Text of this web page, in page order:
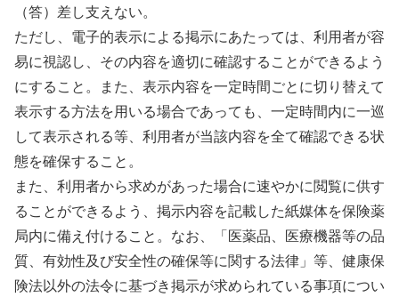
（答）差し支えない。
ただし、電子的表示による掲示にあたっては、利用者が容
易に視認し、その内容を適切に確認することができるよう
にすること。また、表示内容を一定時間ごとに切り替えて
表示する方法を用いる場合であっても、一定時間内に一巡
して表示される等、利用者が当該内容を全て確認できる状
態を確保すること。
また、利用者から求めがあった場合に速やかに閲覧に供す
ることができるよう、掲示内容を記載した紙媒体を保険薬
局内に備え付けること。なお、「医薬品、医療機器等の品
質、有効性及び安全性の確保等に関する法律」等、健康保
険法以外の法令に基づき掲示が求められている事項につい